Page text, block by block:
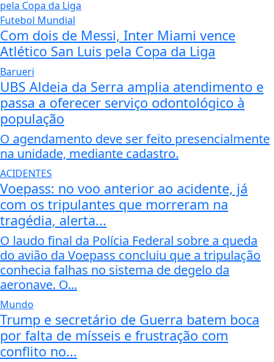
Futebol Mundial
Com dois de Messi, Inter Miami vence
Atlético San Luis pela Copa da Liga
Barueri
UBS Aldeia da Serra amplia atendimento e
passa a oferecer serviço odontológico à
população
O agendamento deve ser feito presencialmente
na unidade, mediante cadastro.
ACIDENTES
Voepass: no voo anterior ao acidente, já
com os tripulantes que morreram na
tragédia, alerta...
O laudo final da Polícia Federal sobre a queda
do avião da Voepass concluiu que a tripulação
conhecia falhas no sistema de degelo da
aeronave. O...
Mundo
Trump e secretário de Guerra batem boca
por falta de mísseis e frustração com
conflito no...